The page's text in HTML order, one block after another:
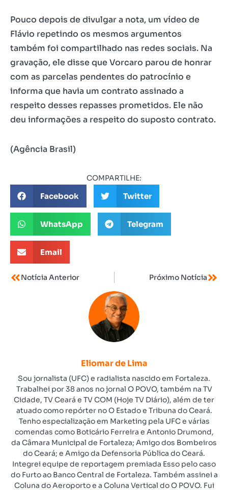
Pouco depois de divulgar a nota, um vídeo de
Flávio repetindo os mesmos argumentos
também foi compartilhado nas redes sociais. Na
gravação, ele disse que Vorcaro parou de honrar
com as parcelas pendentes do patrocínio e
informa que havia um contrato assinado a
respeito desses repasses prometidos. Ele não
deu informações a respeito do suposto contrato.
(Agência Brasil)
COMPARTILHE:
Facebook Twitter
WhatsApp Telegram
Email
Notícia Anterior Próximo Notícia
Eliomar de Lima
Sou jornalista (UFC) e radialista nascido em Fortaleza.
Trabalhei por 38 anos no jornal O POVO, também na TV
Cidade, TV Ceará e TV COM (Hoje TV Diário), além de ter
atuado como repórter no O Estado e Tribuna do Ceará.
Tenho especialização em Marketing pela UFC e várias
comendas como Boticário Ferreira e Antonio Drumond,
da Câmara Municipal de Fortaleza; Amigo dos Bombeiros
do Ceará; e Amigo da Defensoria Pública do Ceará.
Integrei equipe de reportagem premiada Esso pelo caso
do Furto ao Banco Central de Fortaleza. Também assinei a
Coluna do Aeroporto e a Coluna Vertical do O POVO. Fui